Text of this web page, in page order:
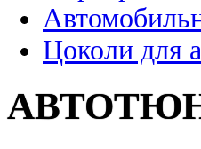
Цоколи для